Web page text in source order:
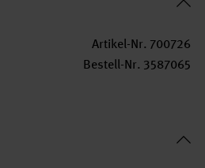
Artikel-Nr. 700726
Bestell-Nr. 3587065